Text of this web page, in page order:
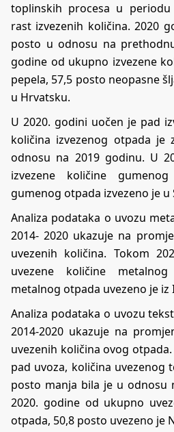
toplinskih procesa u periodu
rast izvezenih količina. 2020
posto u odnosu na
godine od ukupno izvezene
pepela, 57,5 posto neopasne
u Hrvatsku.
U 2020. godini uočen je pad
količina izvezenog otpada je
odnosu na 2019 godinu. U
izvezene količine
gumenog otpada izvezeno je u
Analiza podataka o uvozu
2014- 2020 ukazuje na
uvezenih količina. Tokom
uvezene količine
metalnog otpada uvezeno je iz
Analiza podataka o uvozu
2014-2020 ukazuje na
uvezenih količina ovog
pad uvoza, količina uvezenog
posto manja bila je u odnosu
2020. godine od ukupno
otpada, 50,8 posto uvezeno je